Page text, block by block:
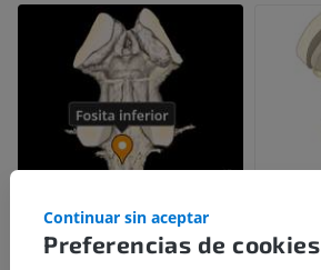
Preferencias de cookies
Continuar sin aceptar